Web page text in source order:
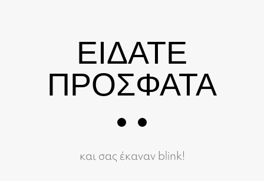
ΕΙΔΑΤΕ
ΠΡΟΣΦΑΤΑ
και σας έκαναν blink!